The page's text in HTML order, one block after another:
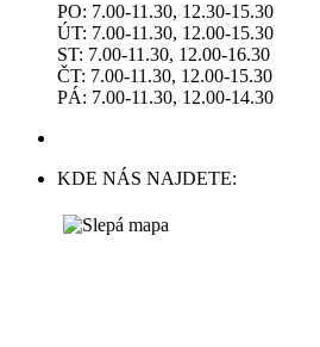
PO: 7.00-11.30, 12.30-15.30
ÚT: 7.00-11.30, 12.00-15.30
ST: 7.00-11.30, 12.00-16.30
ČT: 7.00-11.30, 12.00-15.30
PÁ: 7.00-11.30, 12.00-14.30
KDE NÁS NAJDETE: